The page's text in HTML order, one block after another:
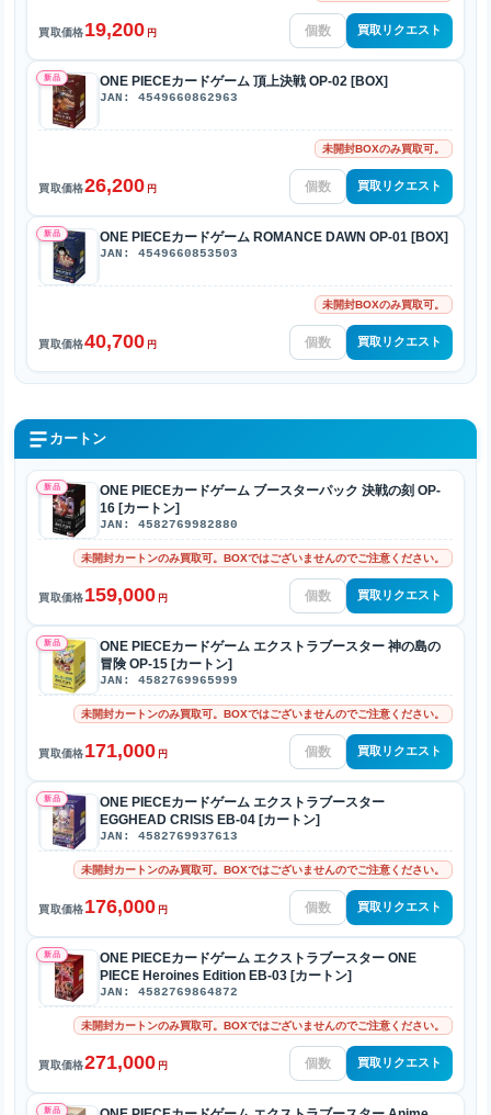
買取価格19,200 円 買取リクエスト
新品 ONE PIECEカードゲーム 頂上決戦 OP-02 [BOX]
JAN: 4549660862963
未開封BOXのみ買取可。
買取価格26,200 円 買取リクエスト
新品 ONE PIECEカードゲーム ROMANCE DAWN OP-01 [BOX]
JAN: 4549660853503
未開封BOXのみ買取可。
買取価格40,700 円 買取リクエスト
カートン
新品
ONE PIECEカードゲーム ブースターパック 決戦の刻 OP-
16 [カートン]
JAN: 4582769982880
未開封カートンのみ買取可。BOXではございませんのでご注意ください。
買取価格159,000 円 買取リクエスト
新品
ONE PIECEカードゲーム エクストラブースター 神の島の
冒険 OP-15 [カートン]
JAN: 4582769965999
未開封カートンのみ買取可。BOXではございませんのでご注意ください。
買取価格171,000 円 買取リクエスト
新品
ONE PIECEカードゲーム エクストラブースター
EGGHEAD CRISIS EB-04 [カートン]
JAN: 4582769937613
未開封カートンのみ買取可。BOXではございませんのでご注意ください。
買取価格176,000 円 買取リクエスト
新品
ONE PIECEカードゲーム エクストラブースター ONE
PIECE Heroines Edition EB-03 [カートン]
JAN: 4582769864872
未開封カートンのみ買取可。BOXではございませんのでご注意ください。
買取価格271,000 円 買取リクエスト
新品